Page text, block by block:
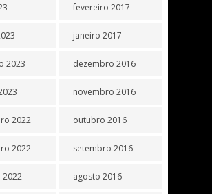
2023
2022
2022
fevereiro 2017
janeiro 2017
dezembro 2016
novembro 2016
outubro 2016
setembro 2016
agosto 2016